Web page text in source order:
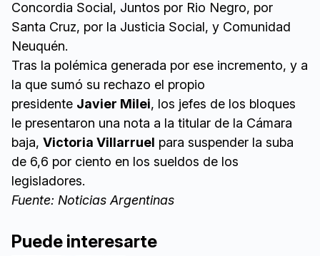
Concordia Social, Juntos por Rio Negro, por
Santa Cruz, por la Justicia Social, y Comunidad
Neuquén.
Tras la polémica generada por ese incremento, y a
la que sumó su rechazo el propio
presidente Javier Milei, los jefes de los bloques
le presentaron una nota a la titular de la Cámara
baja, Victoria Villarruel para suspender la suba
de 6,6 por ciento en los sueldos de los
legisladores.
Fuente: Noticias Argentinas
Puede interesarte